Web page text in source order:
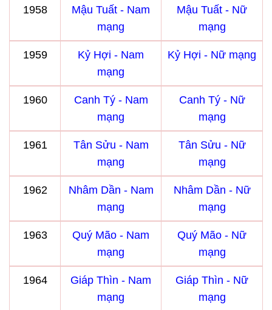
1958
Mậu Tuất - Nam
mạng
Mậu Tuất - Nữ
mạng
1959
Kỷ Hợi - Nam
mạng
Kỷ Hợi - Nữ mạng
1960
Canh Tý - Nam
mạng
Canh Tý - Nữ
mạng
1961
Tân Sửu - Nam
mạng
Tân Sửu - Nữ
mạng
1962
Nhâm Dần - Nam
mạng
Nhâm Dần - Nữ
mạng
1963
Quý Mão - Nam
mạng
Quý Mão - Nữ
mạng
1964
Giáp Thìn - Nam
mạng
Giáp Thìn - Nữ
mạng